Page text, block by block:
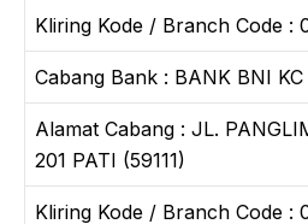
Kliring Kode / Branch Code :
Cabang Bank : BANK BNI KC
Alamat Cabang : JL.
201 PATI (59111)
Kliring Kode / Branch Code :